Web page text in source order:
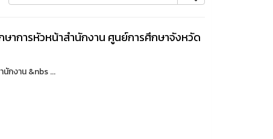
าการหัวหน้าสำนักงาน ศูนย์การศึกษาจังหวัด
กงาน &nbs ...